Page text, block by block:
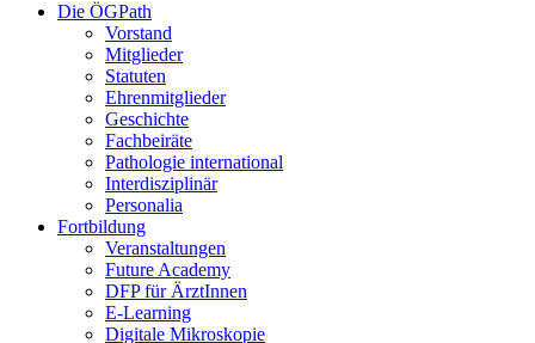
Die ÖGPath
Vorstand
Mitglieder
Statuten
Ehrenmitglieder
Geschichte
Fachbeiräte
Pathologie international
Interdisziplinär
Personalia
Fortbildung
Veranstaltungen
Future Academy
DFP für ÄrztInnen
E-Learning
Digitale Mikroskopie